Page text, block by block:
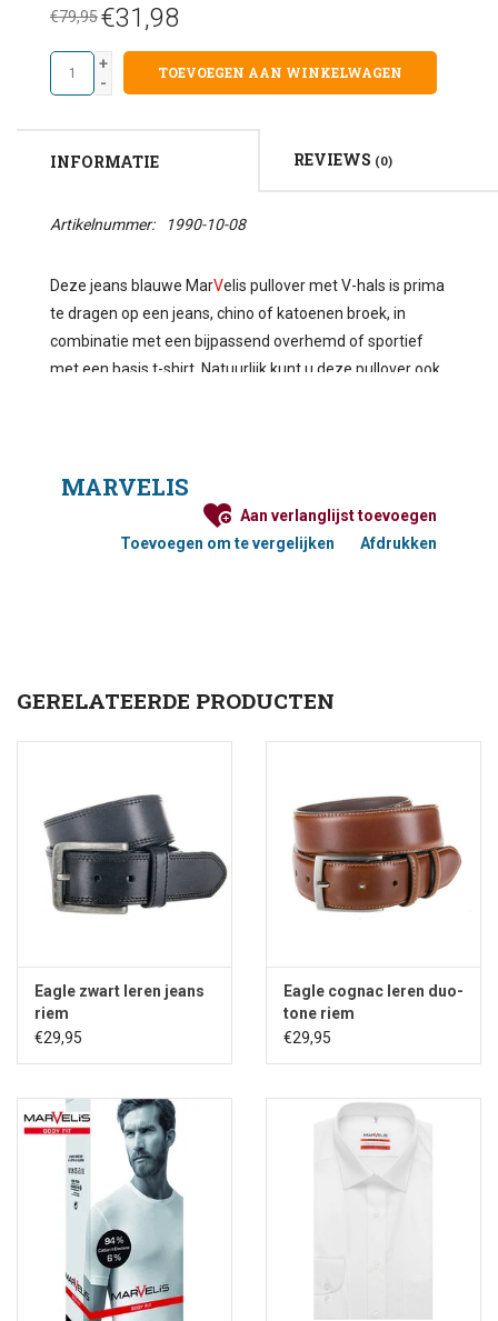
€79,95€31,98
+
-
TOEVOEGEN AAN WINKELWAGEN
INFORMATIE REVIEWS (0)
Artikelnummer: 1990-10-08
Deze jeans blauwe MarVelis pullover met V-hals is prima
te dragen op een jeans, chino of katoenen broek, in
combinatie met een bijpassend overhemd of sportief
met een basis t-shirt. Natuurlijk kunt u deze pullover ook
MARVELIS
Aan verlanglijst toevoegen
Toevoegen om te vergelijken
Afdrukken
GERELATEERDE PRODUCTEN
Eagle zwart leren jeans
riem
€29,95
Eagle cognac leren duo-
tone riem
€29,95